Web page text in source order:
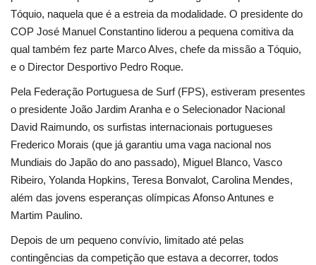
Tóquio, naquela que é a estreia da modalidade. O presidente do
COP José Manuel Constantino liderou a pequena comitiva da
qual também fez parte Marco Alves, chefe da missão a Tóquio,
e o Director Desportivo Pedro Roque.
Pela Federação Portuguesa de Surf (FPS), estiveram presentes
o presidente João Jardim Aranha e o Selecionador Nacional
David Raimundo, os surfistas internacionais portugueses
Frederico Morais (que já garantiu uma vaga nacional nos
Mundiais do Japão do ano passado), Miguel Blanco, Vasco
Ribeiro, Yolanda Hopkins, Teresa Bonvalot, Carolina Mendes,
além das jovens esperanças olímpicas Afonso Antunes e
Martim Paulino.
Depois de um pequeno convívio, limitado até pelas
contingências da competição que estava a decorrer, todos